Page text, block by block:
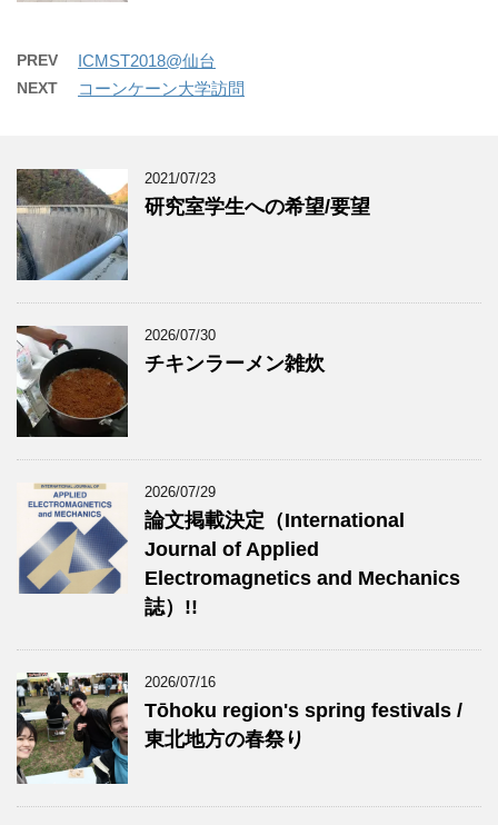
PREV ICMST2018@仙台
NEXT コーンケーン大学訪問
2021/07/23
研究室学生への希望/要望
2026/07/30
チキンラーメン雑炊
2026/07/29
論文掲載決定（International
Journal of Applied
Electromagnetics and Mechanics
誌）!!
2026/07/16
Tōhoku region's spring festivals /
東北地方の春祭り